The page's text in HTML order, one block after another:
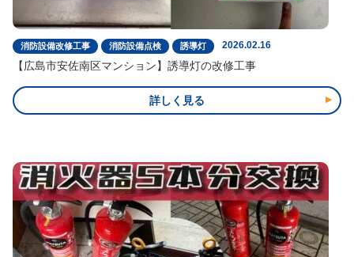
消防設備改修工事 消防設備点検 誘導灯 2026.02.16
【広島市安佐南区マンション】誘導灯の改修工事
詳しく見る